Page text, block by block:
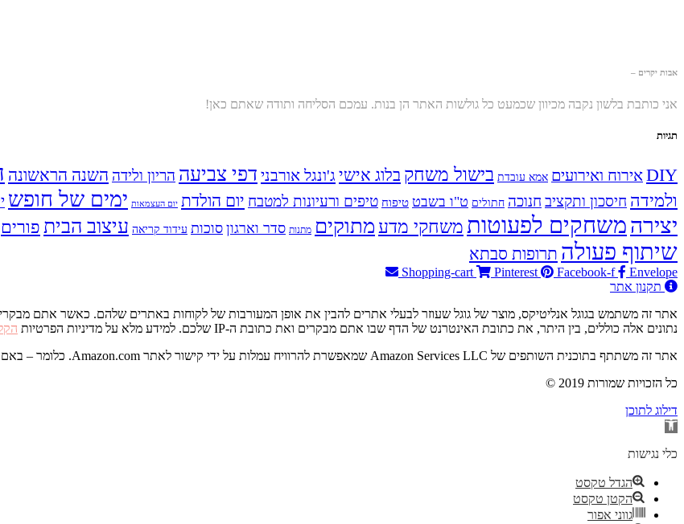
אבות יקרים –
אני כותבת בלשון נקבה מכיוון שכמעט כל גולשות האתר הן בנות. עמכם הסליחה ותודה שאתם כאן!
תגיות
DIYאירוח ואירועים אמא עובדת בישול משחק בלוג אישי ג'ונגל אורבני דפי צביעה הריון ולידה השנה הראשונה
ולמידה חיסכון ותקציב חנוכה חתולים ט"ו בשבט טיפוח טיפים ורעיונות למטבח יום הולדת יום העצמאות ימים של חופש
יצירהמשחקים לפעוטות משחקי מדע מתוקים מתנות סדר וארגון סוכות עידוד קריאה עיצוב הבית פורים
שיתוף פעולה תרופות סבתא
Shopping-cart Pinterest Facebook-f
Envelope
תקנון אתר
נתונים אלה כוללים, בין היתר, את כתובת האינטרנט של הדף שבו אתם מבקרים ואת כתובת ה-IP שלכם. למידע מלא על מדיניות הפרטיות
אתר זה משתתף בתוכנית השותפים של Amazon Services LLC שמאפשרת להרוויח עמלות על ידי קישור לאתר Amazon.com. כלומר – באם תבוצע רכישה ב-Amazon.com דרך הקישור האתר יזוכה בעמלה.
© 2019 כל הזכויות שמורות
דילוג לתוכן
פתח
נגישות
כלי נגישות
הגדל טקסט
הקטן טקסט
גווני אפור